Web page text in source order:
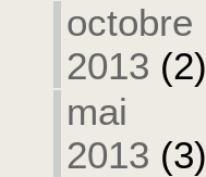
octobre
2013 (2)
mai
2013 (3)